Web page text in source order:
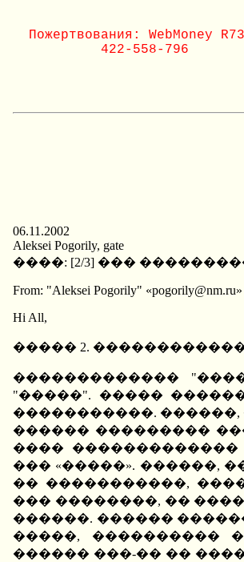
Пожертвования: WebMoney
422-558-796
06.11.2002
Aleksei Pogorily, gate
����: [2/3] ���
From: "Aleksei Pogorily" «pogorily@nm.ru»
Hi All,
����� 2.
�������������
"�����". �����
�����������.
������ ���������
����
��� «�����». ������,
�� �����������,
��� ��������, ��
������. ������
�����, ����������
������ ���-�� ��